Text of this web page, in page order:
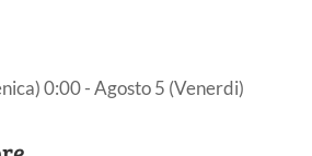
0:00 - Agosto 5 (Venerdi)